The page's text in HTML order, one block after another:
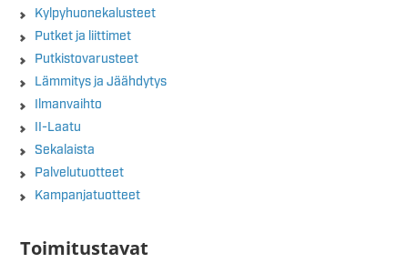
Kylpyhuonekalusteet
Putket ja liittimet
Putkistovarusteet
Lämmitys ja Jäähdytys
Ilmanvaihto
II-Laatu
Sekalaista
Palvelutuotteet
Kampanjatuotteet
Toimitustavat